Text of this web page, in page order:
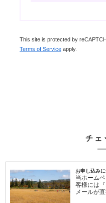
This site is protected by
Terms of Service apply.
チェ
お申し込み
当ホーム
客様には
メールが